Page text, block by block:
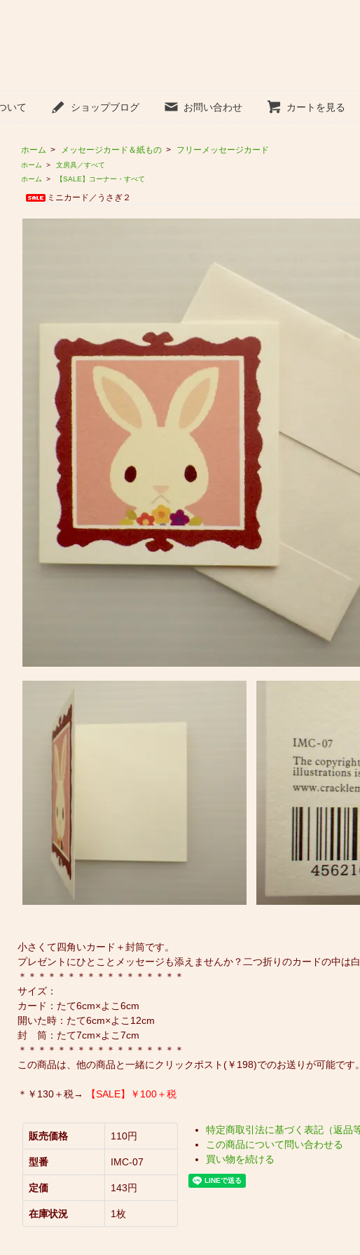
いて ショップブログ お問い合わせ カートを見る
ホーム > メッセージカード＆紙もの > フリーメッセージカード
ホーム >
文房具／すべて
ホーム > 【SALE】コーナー・すべて
ミニカード／うさぎ２
小さくて四角いカード＋封筒です。
プレゼントにひとことメッセージも添えませんか？二つ折りのカードの中は
＊＊＊＊＊＊＊＊＊＊＊＊＊＊＊＊＊
サイズ：
カード：たて6cm×よこ6cm
開いた時：たて6cm×よこ12cm
封 筒：たて7cm×よこ7cm
＊＊＊＊＊＊＊＊＊＊＊＊＊＊＊＊＊
この商品は、他の商品と一緒にクリックポスト(￥198)でのお送りが可能です。
＊￥130＋税→ 【SALE】￥100＋税
販売価格 110円
型番 IMC-07
定価 143円
在庫状況 1枚
特定商取引法に基づく表記（返品等
この商品について問い合わせる
買い物を続ける